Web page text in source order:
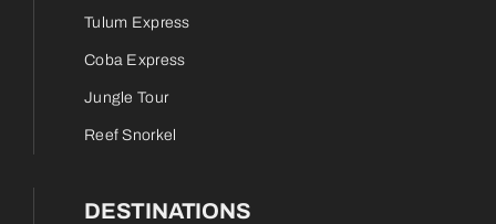
Tulum Express
Coba Express
Jungle Tour
Reef Snorkel
DESTINATIONS